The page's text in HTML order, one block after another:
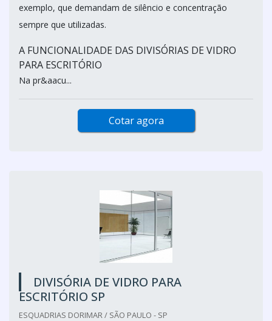
exemplo, que demandam de silêncio e concentração
sempre que utilizadas.
A FUNCIONALIDADE DAS DIVISÓRIAS DE VIDRO
PARA ESCRITÓRIO
Na pr&aacu...
Cotar agora
DIVISÓRIA DE VIDRO PARA
ESCRITÓRIO SP
ESQUADRIAS DORIMAR / SÃO PAULO - SP